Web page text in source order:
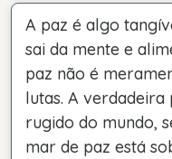
A paz é algo
sai da mente e
paz não é
lutas. A
rugido do mundo,
mar de paz está